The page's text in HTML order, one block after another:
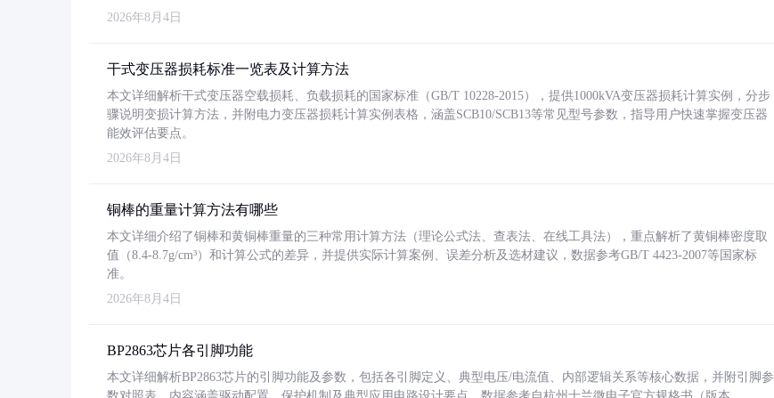
2026年8月4日
干式变压器损耗标准一览表及计算方法
本文详细解析干式变压器空载损耗、负载损耗的国家标准（GB/T 10228-2015），提供1000kVA变压器损耗计算实例，分步
骤说明变损计算方法，并附电力变压器损耗计算实例表格，涵盖SCB10/SCB13等常见型号参数，指导用户快速掌握变压器
能效评估要点。
2026年8月4日
铜棒的重量计算方法有哪些
本文详细介绍了铜棒和黄铜棒重量的三种常用计算方法（理论公式法、查表法、在线工具法），重点解析了黄铜棒密度取
值（8.4-8.7g/cm³）和计算公式的差异，并提供实际计算案例、误差分析及选材建议，数据参考GB/T 4423-2007等国家标
准。
2026年8月4日
BP2863芯片各引脚功能
本文详细解析BP2863芯片的引脚功能及参数，包括各引脚定义、典型电压/电流值、内部逻辑关系等核心数据，并附引脚参